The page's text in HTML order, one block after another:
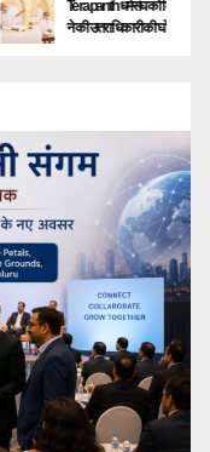
Terapanth धर्मसंघ को मिला नया युवाचार्य |
ने की उत्तराधिकारी की घोषणा